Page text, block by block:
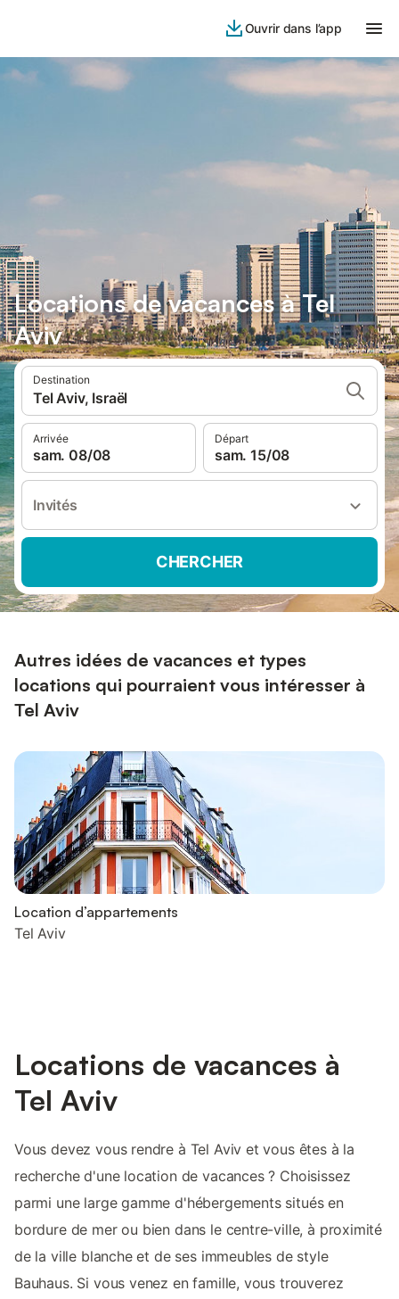
Ouvrir dans l’app
Locations de vacances à Tel
Aviv
Destination
Tel Aviv, Israël
Arrivée
sam. 08/08
Départ
sam. 15/08
Invités
CHERCHER
Autres idées de vacances et types
locations qui pourraient vous intéresser à
Tel Aviv
Location d’appartements
Tel Aviv
Locations de vacances à
Tel Aviv
Vous devez vous rendre à Tel Aviv et vous êtes à la
recherche d'une location de vacances ? Choisissez
parmi une large gamme d'hébergements situés en
bordure de mer ou bien dans le centre-ville, à proximité
de la ville blanche et de ses immeubles de style
Bauhaus. Si vous venez en famille, vous trouverez